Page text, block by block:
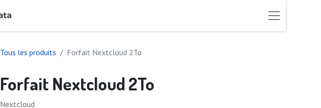
Tous les produits Forfait Nextcloud 2To
Forfait Nextcloud 2To
Nextcloud